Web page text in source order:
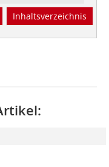
Inhaltsverzeichnis